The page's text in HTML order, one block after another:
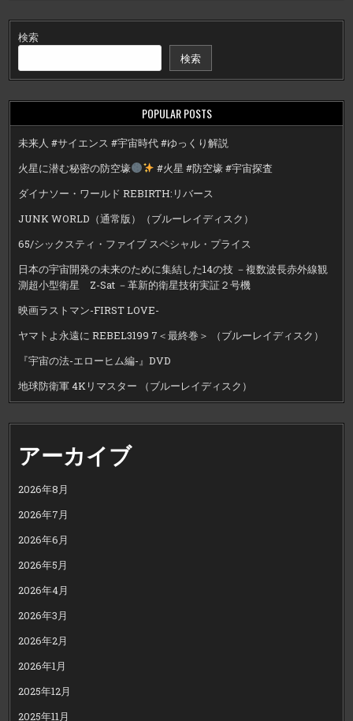
検索
検索
POPULAR POSTS
未来人 #サイエンス #宇宙時代 #ゆっくり解説
火星に潜む秘密の防空壕
#火星 #防空壕 #宇宙探査
ダイナソー・ワールド REBIRTH:リバース
JUNK WORLD（通常版）（ブルーレイディスク）
65/シックスティ・ファイブ スペシャル・プライス
日本の宇宙開発の未来のために集結した14の技 －複数波長赤外線観
測超小型衛星 Z-Sat －革新的衛星技術実証２号機
映画ラストマン-FIRST LOVE-
ヤマトよ永遠に REBEL3199 7＜最終巻＞ （ブルーレイディスク）
『宇宙の法-エローヒム編-』DVD
地球防衛軍 4Kリマスター （ブルーレイディスク）
アーカイブ
2026年8月
2026年7月
2026年6月
2026年5月
2026年4月
2026年3月
2026年2月
2026年1月
2025年12月
2025年11月